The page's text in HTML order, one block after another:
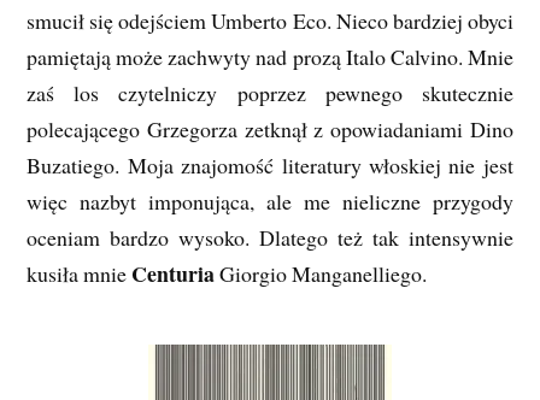
smucił się odejściem Umberto Eco. Nieco bardziej obyci
pamiętają może zachwyty nad prozą Italo Calvino. Mnie
zaś los czytelniczy poprzez pewnego skutecznie
polecającego Grzegorza zetknął z opowiadaniami Dino
Buzatiego. Moja znajomość literatury włoskiej nie jest
więc nazbyt imponująca, ale me nieliczne przygody
oceniam bardzo wysoko. Dlatego też tak intensywnie
kusiła mnie CenturiaGiorgio Manganelliego.